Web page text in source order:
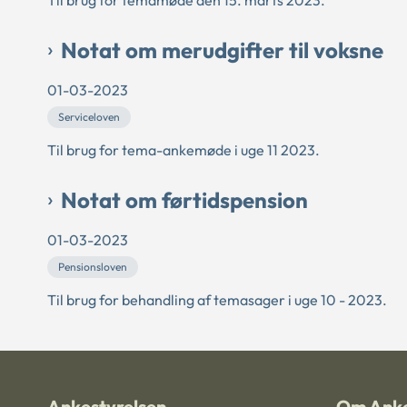
Notat om merudgifter til voksne
01-03-2023
Serviceloven
Til brug for tema-ankemøde i uge 11 2023.
Notat om førtidspension
01-03-2023
Pensionsloven
Til brug for behandling af temasager i uge 10 - 2023.